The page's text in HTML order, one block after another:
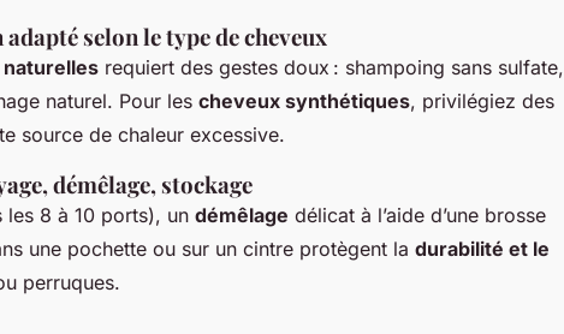
selon le type de cheveux
requiert des gestes doux : shampoing sans sulfate,
naturel. Pour les cheveux synthétiques, privilégiez des
source de chaleur excessive.
démêlage, stockage
les 8 à 10 ports), un démêlage délicat à l’aide d’une brosse
une pochette ou sur un cintre protègent la durabilité et le
perruques.